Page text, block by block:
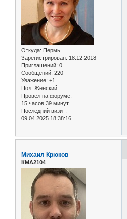
Откуда: Пермь
Зарегистрирован: 18.12.2018
Приглашений: 0
Сообщений: 220
Уважение: +1
Пол: Женский
Провел на форуме:
15 часов 39 минут
Последний визит:
09.04.2025 18:38:16
Михаил Крюков
КМА2104